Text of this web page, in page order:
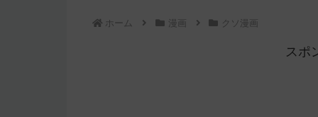
ホーム 漫画 クソ漫画
スポ